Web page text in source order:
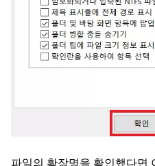
파일의 확장명을 확인했다면